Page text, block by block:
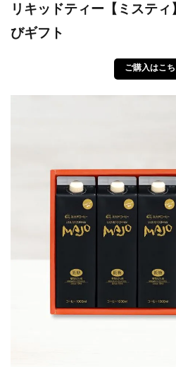
リキッドティー【ミステ
びギフト
ご購入はこ